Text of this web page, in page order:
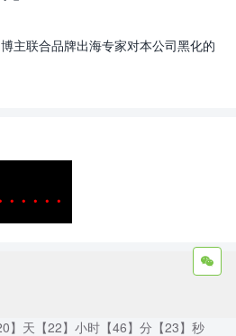
主联合品牌出海专家对本公司黑化的
和他的朋友们 - 100%原创仿牌行业
】天【22】小时【46】分【24】秒